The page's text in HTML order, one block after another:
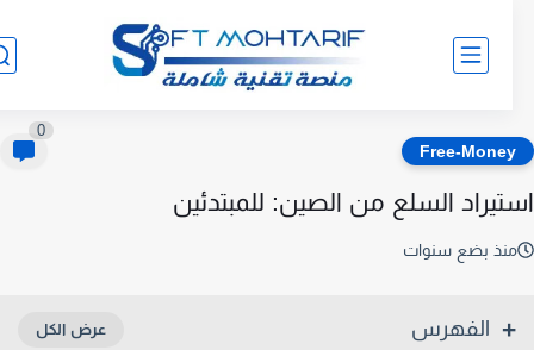
Free-
السلع من الصين: للمبتدئين
بضع سنوات
الفهرس